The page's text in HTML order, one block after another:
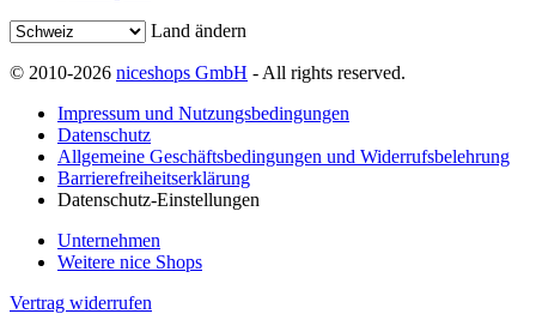
Land ändern
© 2010-2026 niceshops GmbH - All rights reserved.
Impressum und Nutzungsbedingungen
Datenschutz
Allgemeine Geschäftsbedingungen und Widerrufsbelehrung
Barrierefreiheitserklärung
Datenschutz-Einstellungen
Unternehmen
Weitere nice Shops
Vertrag widerrufen